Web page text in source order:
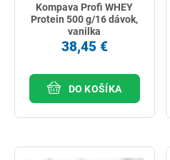
Kompava Profi WHEY
Protein 500 g/16 dávok,
vanilka
38,45 €
DO KOŠÍKA